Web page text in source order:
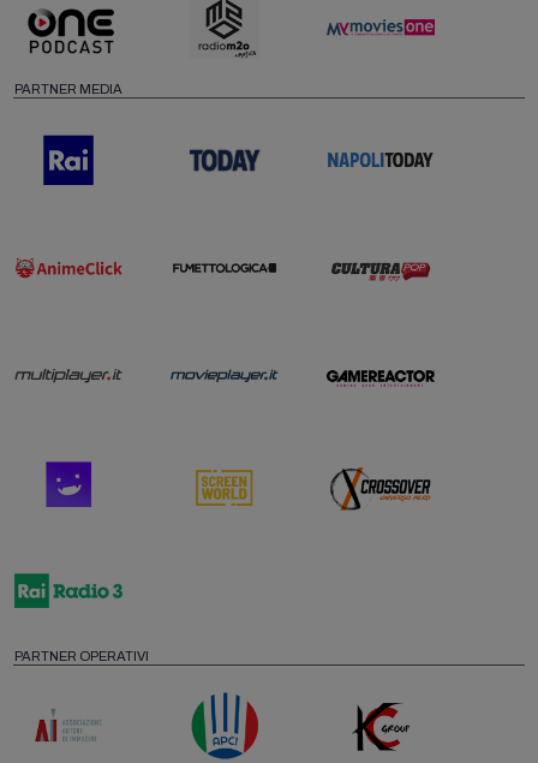
PARTNER MEDIA
PARTNER OPERATIVI